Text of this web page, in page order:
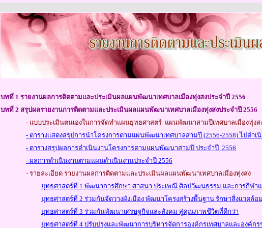
บทที่ 1 รายงานผลการติดตามและประเมินผลแผนพัฒนาเทศบาลเมืองทุ่งสงประจำปี 2556
บทที่ 2 สรุปผลรายงานการติดตามและประเมินผลแผนพัฒนาเทศบาลเมืองทุ่งสงประจำปี 2556
- แบบประเมินตนเองในการจัดทำแผนยุทธศาสตร์ แผนพัฒนาสามปีเทศบาลเมืองทุ่งส
- ตารางแสดงสรุปการนำโครงการตามแผนพัฒนาเทศบาลสามปี (2556-2558) ไปดำ
- ตารางสรุปผลการดำเนินงานโครงการตามแผนพัฒนาสามปี ประจำปี 2556
- ผลการดำเนินงานตามแผนดำเนินงานประจำปี 2556
- รายละเอียด รายงานผลการติดตามและประเมินผลแผนพัฒนาเทศบาลเมืองทุ่งสง
ยุทธศาสตร์ที่ 1 พัฒนาการศึกษา ศาสนา ประเพณี ศิลปวัฒนธรรม และการกีฬ
ยุทธศาสตร์ที่ 2 ร่วมกันจัดวางผังเมือง พัฒนาโครงสร้างพื้นฐาน รักษาสิ่งแวดล้
ยุทธศาสตร์ที่ 3 ร่วมกันพัฒนาเศรษฐกิจและสังคม สู่คุณภาพชีวิตที่ดีกว่า
ยุทธศาสตร์ที่ 4 ปรับปรุงและพัฒนาการบริหารจัดการองค์กรเทศบาลและองค์